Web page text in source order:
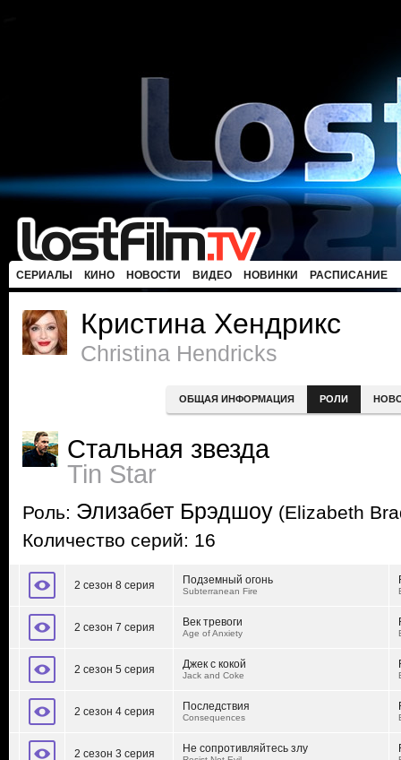
СЕРИАЛЫ КИНО НОВОСТИ ВИДЕО НОВИНКИ РАСПИСАНИЕ
Кристина Хендрикс
Christina Hendricks
ОБЩАЯ ИНФОРМАЦИЯ РОЛИ
Стальная звезда
Tin Star
Роль: Элизабет Брэдшоу (Elizabeth
Количество серий: 16
2 сезон 8 серия Подземный огонь
Subterranean Fire
2 сезон 7 серия Век тревоги
Age of Anxiety
2 сезон 5 серия Джек с кокой
Jack and Coke
2 сезон 4 серия Последствия
Consequences
2 сезон 3 серия Не сопротивляйтесь злу